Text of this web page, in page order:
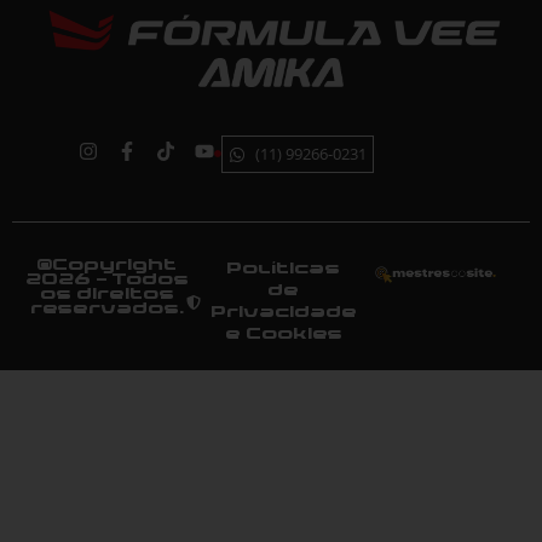
(11) 99266-0231
©Copyright
2026 - Todos
os direitos
reservados.
Políticas
de
Privacidade
e Cookies